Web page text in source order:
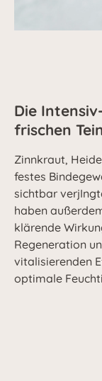
Die
frischen
Zinnkraut,
festes
sichtbar
haben
klärende
Regeneration
vitalisierenden
optimale